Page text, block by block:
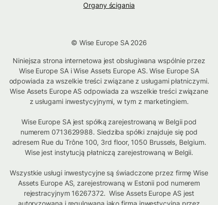
Organy ścigania
© Wise Europe SA 2026
Niniejsza strona internetowa jest obsługiwana wspólnie przez
Wise Europe SA i Wise Assets Europe AS. Wise Europe SA
odpowiada za wszelkie treści związane z usługami płatniczymi.
Wise Assets Europe AS odpowiada za wszelkie treści związane
z usługami inwestycyjnymi, w tym z marketingiem.
Wise Europe SA jest spółką zarejestrowaną w Belgii pod
numerem 0713629988. Siedziba spółki znajduje się pod
adresem Rue du Trône 100, 3rd floor, 1050 Brussels, Belgium.
Wise jest instytucją płatniczą zarejestrowaną w Belgii.
Wszystkie usługi inwestycyjne są świadczone przez firmę Wise
Assets Europe AS, zarejestrowaną w Estonii pod numerem
rejestracyjnym 16267372. Wise Assets Europe AS jest